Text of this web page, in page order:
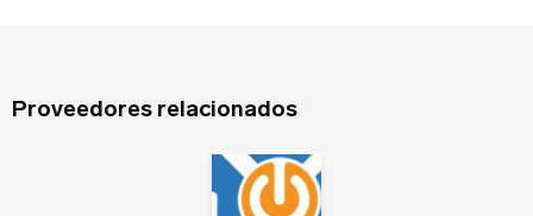
Proveedores relacionados